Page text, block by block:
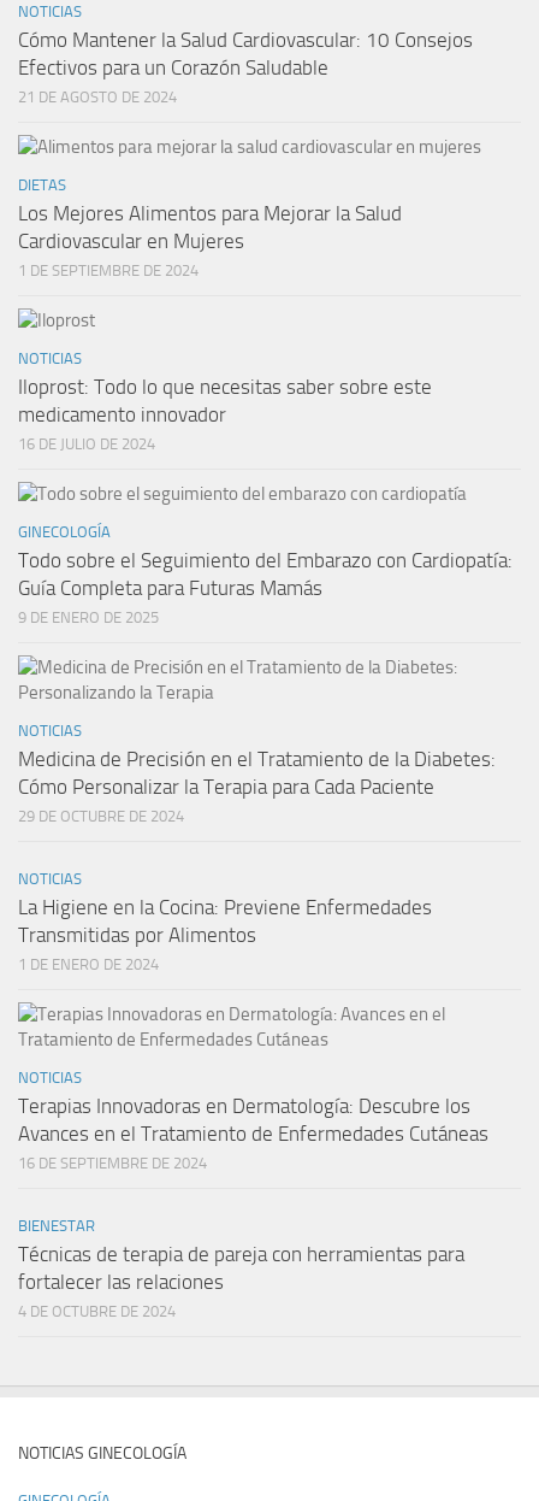
NOTICIAS
Cómo Mantener la Salud Cardiovascular: 10 Consejos
Efectivos para un Corazón Saludable
21 DE AGOSTO DE 2024
DIETAS
Los Mejores Alimentos para Mejorar la Salud
Cardiovascular en Mujeres
1 DE SEPTIEMBRE DE 2024
NOTICIAS
Iloprost: Todo lo que necesitas saber sobre este
medicamento innovador
16 DE JULIO DE 2024
GINECOLOGÍA
Todo sobre el Seguimiento del Embarazo con Cardiopatía:
Guía Completa para Futuras Mamás
9 DE ENERO DE 2025
NOTICIAS
Medicina de Precisión en el Tratamiento de la Diabetes:
Cómo Personalizar la Terapia para Cada Paciente
29 DE OCTUBRE DE 2024
NOTICIAS
La Higiene en la Cocina: Previene Enfermedades
Transmitidas por Alimentos
1 DE ENERO DE 2024
NOTICIAS
Terapias Innovadoras en Dermatología: Descubre los
Avances en el Tratamiento de Enfermedades Cutáneas
16 DE SEPTIEMBRE DE 2024
BIENESTAR
Técnicas de terapia de pareja con herramientas para
fortalecer las relaciones
4 DE OCTUBRE DE 2024
NOTICIAS GINECOLOGÍA